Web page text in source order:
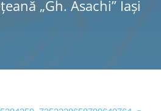
„Gh. Asachi” Iaşi